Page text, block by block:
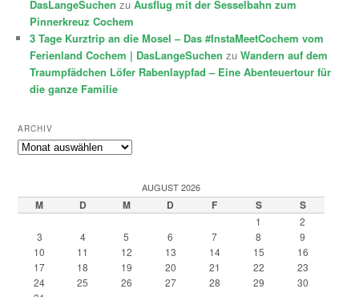
DasLangeSuchen zuAusflug mit der Sesselbahn zum
Pinnerkreuz Cochem
3 Tage Kurztrip an die Mosel – Das #InstaMeetCochem vom
Ferienland Cochem | DasLangeSuchen zuWandern auf dem
Traumpfädchen Löfer Rabenlaypfad – Eine Abenteuertour für
die ganze Familie
ARCHIV
Archiv
AUGUST 2026
M D M D F S S
1
2
3
4 5 6 7 8
9
10
11 12 13 14 15
16
17
18 19 20 21 22
23
24
25 26 27 28 29
30